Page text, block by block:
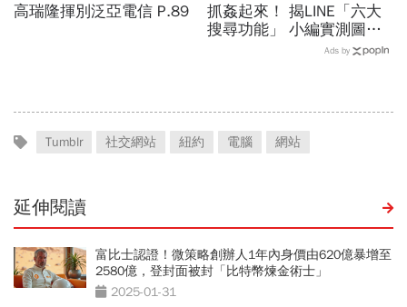
高瑞隆揮別泛亞電信 P.89
抓姦起來！ 揭LINE「六大
搜尋功能」 小編實測圖文
Ads by
Tumblr 社交網站 紐約 電腦 網站
延伸閱讀
富比士認證！微策略創辦人1年內身價由620億暴增至
2580億，登封面被封「比特幣煉金術士」
2025-01-31